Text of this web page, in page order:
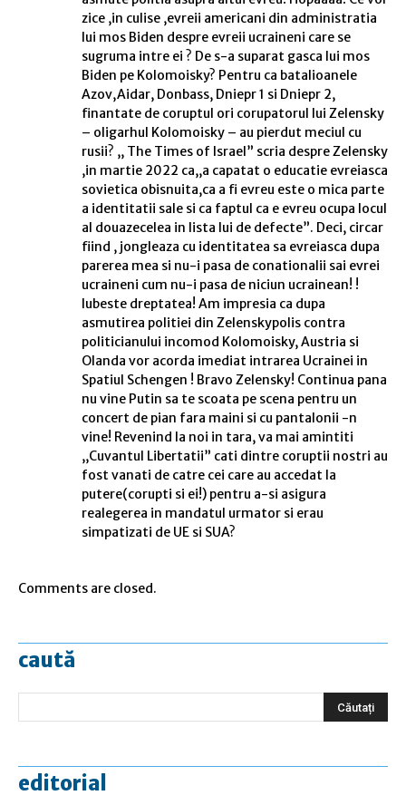
zice ,in culise ,evreii americani din administratia
lui mos Biden despre evreii ucraineni care se
sugruma intre ei ? De s-a suparat gasca lui mos
Biden pe Kolomoisky? Pentru ca batalioanele
Azov,Aidar, Donbass, Dniepr 1 si Dniepr 2,
finantate de coruptul ori corupatorul lui Zelensky
– oligarhul Kolomoisky – au pierdut meciul cu
rusii? ,, The Times of Israel” scria despre Zelensky
,in martie 2022 ca,,a capatat o educatie evreiasca
sovietica obisnuita,ca a fi evreu este o mica parte
a identitatii sale si ca faptul ca e evreu ocupa locul
al douazecelea in lista lui de defecte”. Deci, circar
fiind , jongleaza cu identitatea sa evreiasca dupa
parerea mea si nu-i pasa de conationalii sai evrei
ucraineni cum nu-i pasa de niciun ucrainean! !
Iubeste dreptatea! Am impresia ca dupa
asmutirea politiei din Zelenskypolis contra
politicianului incomod Kolomoisky, Austria si
Olanda vor acorda imediat intrarea Ucrainei in
Spatiul Schengen ! Bravo Zelensky! Continua pana
nu vine Putin sa te scoata pe scena pentru un
concert de pian fara maini si cu pantalonii -n
vine! Revenind la noi in tara, va mai amintiti
,,Cuvantul Libertatii” cati dintre coruptii nostri au
fost vanati de catre cei care au accedat la
putere(corupti si ei!) pentru a-si asigura
realegerea in mandatul urmator si erau
simpatizati de UE si SUA?
Comments are closed.
caută
editorial